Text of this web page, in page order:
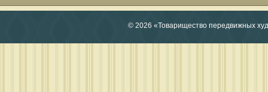
© 2026 «Товарищество передвижных